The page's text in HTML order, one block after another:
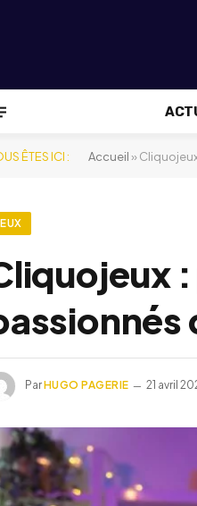
ÊTES ICI : Accueil »
ParHUGO PAGERIE 21 avril